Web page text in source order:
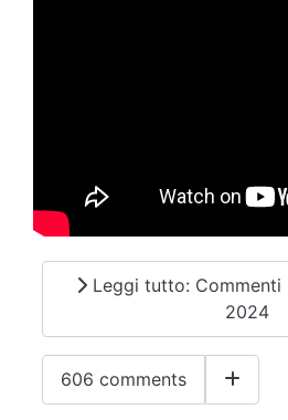
Leggi tutto: Commenti
2024
606 comments